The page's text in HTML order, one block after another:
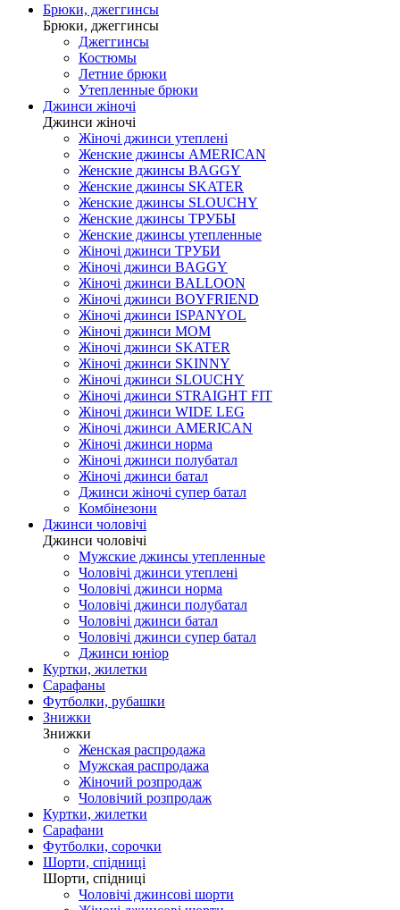
Брюки, джеггинсы
Брюки, джеггинсы
Джеггинсы
Костюмы
Летние брюки
Утепленные брюки
Джинси жіночі
Джинси жіночі
Жіночі джинси утеплені
Женские джинсы AMERICAN
Женские джинсы BAGGY
Женские джинсы SKATER
Женские джинсы SLOUCHY
Женские джинсы ТРУБЫ
Женские джинсы утепленные
Жіночі джинси ТРУБИ
Жіночі джинси BAGGY
Жіночі джинси BALLOON
Жіночі джинси BOYFRIEND
Жіночі джинси ISPANYOL
Жіночі джинси МОМ
Жіночі джинси SKATER
Жіночі джинси SKINNY
Жіночі джинси SLOUCHY
Жіночі джинси STRAIGHT FIT
Жіночі джинси WIDE LEG
Жіночі джинси AMERICAN
Жіночі джинси норма
Жіночі джинси полубатал
Жіночі джинси батал
Джинси жіночі супер батал
Комбінезони
Джинси чоловічі
Джинси чоловічі
Мужские джинсы утепленные
Чоловічі джинси утеплені
Чоловічі джинси норма
Чоловічі джинси полубатал
Чоловічі джинси батал
Чоловічі джинси супер батал
Джинси юніор
Куртки, жилетки
Сарафаны
Футболки, рубашки
Знижки
Знижки
Женская распродажа
Мужская распродажа
Жіночий розпродаж
Чоловічий розпродаж
Куртки, жилетки
Сарафани
Футболки, сорочки
Шорти, спідниці
Шорти, спідниці
Чоловічі джинсові шорти